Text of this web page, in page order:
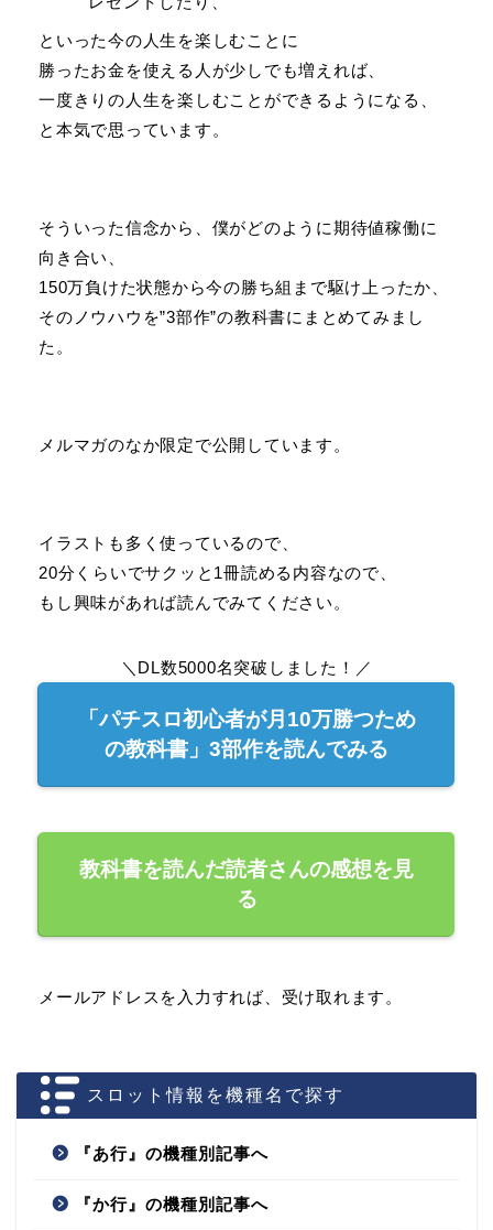
といった今の人生を楽しむことに
勝ったお金を使える人が少しでも増えれば、
一度きりの人生を楽しむことができるようになる、
と本気で思っています。
そういった信念から、僕がどのように期待値稼働に
向き合い、
150万負けた状態から今の勝ち組まで駆け上ったか、
そのノウハウを”3部作”の教科書にまとめてみまし
た。
メルマガのなか限定で公開しています。
イラストも多く使っているので、
20分くらいでサクッと1冊読める内容なので、
もし興味があれば読んでみてください。
＼DL数5000名突破しました！／
「パチスロ初心者が月10万勝つため
の教科書」3部作を読んでみる
教科書を読んだ読者さんの感想を見
る
メールアドレスを入力すれば、受け取れます。
スロット情報を機種名で探す
『あ行』の機種別記事へ
『か行』の機種別記事へ